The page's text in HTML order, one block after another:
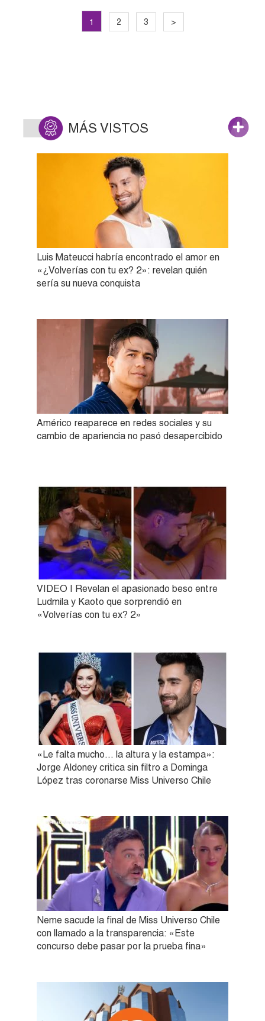
1 2 3 >
MÁS VISTOS
Luis Mateucci habría encontrado el amor en
«¿Volverías con tu ex? 2»: revelan quién
sería su nueva conquista
Américo reaparece en redes sociales y su
cambio de apariencia no pasó desapercibido
VIDEO | Revelan el apasionado beso entre
Ludmila y Kaoto que sorprendió en
«Volverías con tu ex? 2»
«Le falta mucho… la altura y la estampa»:
Jorge Aldoney critica sin filtro a Dominga
López tras coronarse Miss Universo Chile
Neme sacude la final de Miss Universo Chile
con llamado a la transparencia: «Este
concurso debe pasar por la prueba fina»